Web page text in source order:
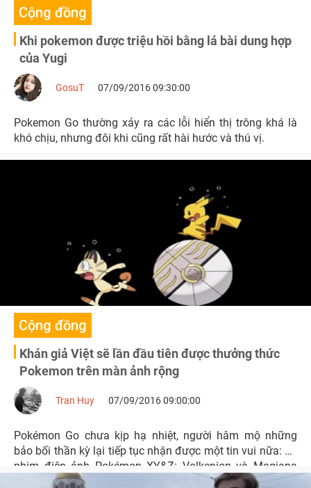
Cộng đồng
Khi pokemon được triệu hồi bằng lá bài dung hợp
của Yugi
GosuT 07/09/2016 09:30:00
Pokemon Go thường xảy ra các lỗi hiển thị trông khá là
khó chịu, nhưng đôi khi cũng rất hài hước và thú vị.
Cộng đồng
Khán giả Việt sẽ lần đầu tiên được thưởng thức
Pokemon trên màn ảnh rộng
Tran Huy 07/09/2016 09:00:00
Pokémon Go chưa kịp hạ nhiệt, người hâm mộ những
bảo bối thần kỳ lại tiếp tục nhận được một tin vui nữa: bộ
phim điện ảnh Pokémon XY&Z: Volkenion và Magiana
Siêu Máy Móc sẽ được chiếu tại Việt Nam.